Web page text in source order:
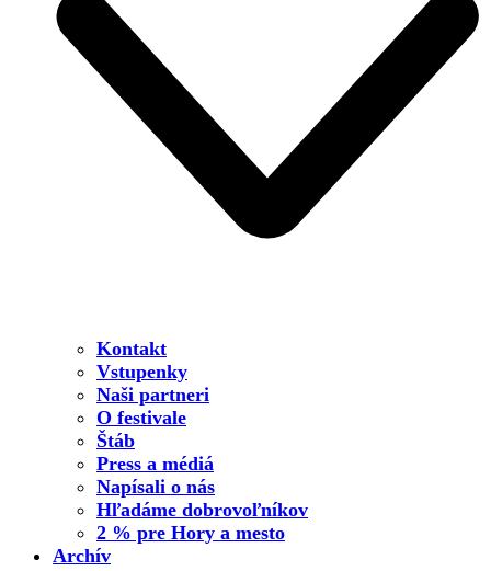
Kontakt
Vstupenky
Naši partneri
O festivale
Štáb
Press a médiá
Napísali o nás
Hľadáme dobrovoľníkov
2 % pre Hory a mesto
Archív